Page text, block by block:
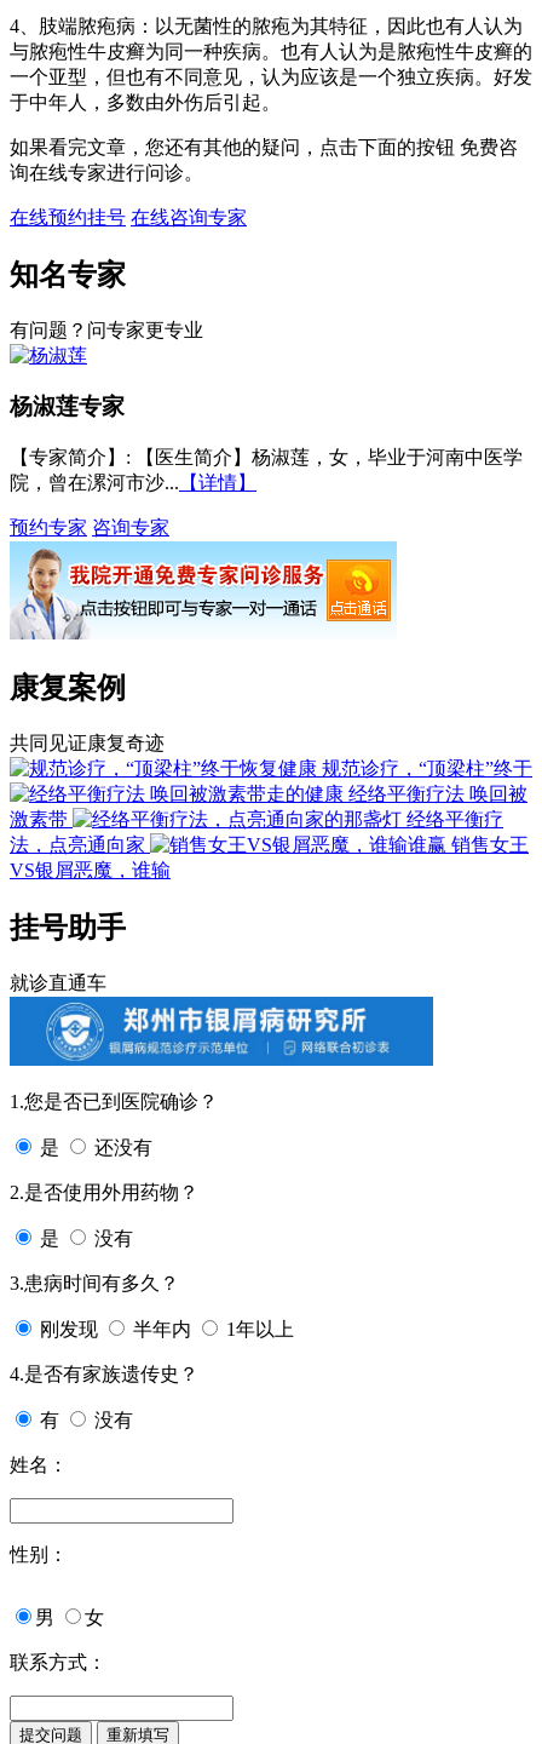
4、肢端脓疱病：以无菌性的脓疱为其特征，因此也有人认为
与脓疱性牛皮癣为同一种疾病。也有人认为是脓疱性牛皮癣的
一个亚型，但也有不同意见，认为应该是一个独立疾病。好发
于中年人，多数由外伤后引起。
如果看完文章，您还有其他的疑问，点击下面的按钮 免费咨
询在线专家进行问诊。
在线预约挂号 在线咨询专家
知名专家
有问题？问专家更专业
杨淑莲专家
【专家简介】 : 【医生简介】杨淑莲，女，毕业于河南中医学
院，曾在漯河市沙... 【详情】
预约专家 咨询专家
康复案例
共同见证康复奇迹
规范诊疗，“顶梁柱”终于
经络平衡疗法 唤回被
激素带
经络平衡疗
法，点亮通向家
销售女王
VS银屑恶魔，谁输
挂号助手
就诊直通车
1.您是否已到医院确诊？
是 还没有
2.是否使用外用药物？
是 没有
3.患病时间有多久？
刚发现 半年内 1年以上
4.是否有家族遗传史？
有 没有
姓名：
性别：
男 女
联系方式：